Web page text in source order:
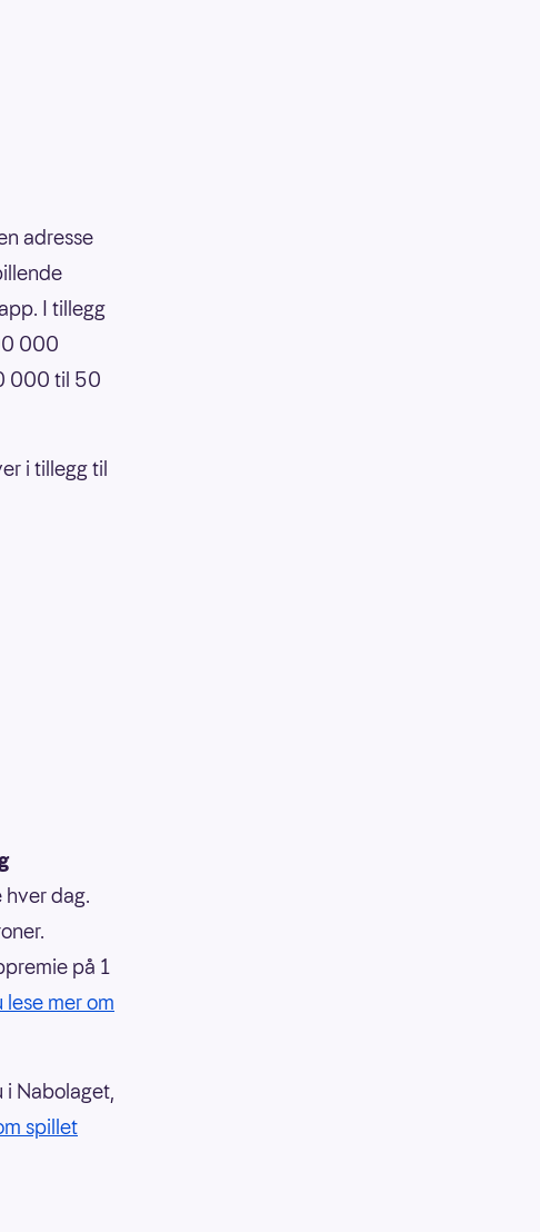
adresse
I tillegg
000
000 til 50
i tillegg til
hver dag.
på 1
lese mer om
i Nabolaget,
spillet